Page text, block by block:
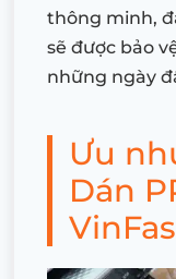
thông minh,
sẽ được bảo
những ngày
Ưu
Dán